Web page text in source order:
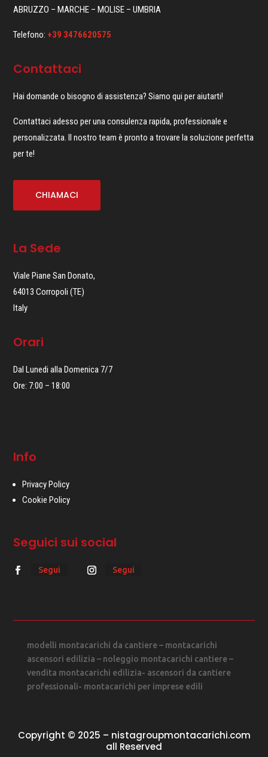
ABRUZZO – MARCHE – MOLISE – UMBRIA
Telefono: +39 3476620575
Contattaci
Hai domande o bisogno di assistenza? Siamo qui per aiutarti!
Contattaci adesso per una consulenza rapida, professionale e
personalizzata. Il nostro team è pronto a trovare la soluzione perfetta
per te!
CHIAMACI
La Sede
Viale Piane San Donato,
64013 Corropoli (TE)
Italy
Orari
Dal Lunedi alla Domenica 7/7
Ore: 7:00 – 18:00
Info
Privacy Policy
Cookie Policy
Seguici sui social
Segui Segui
modelli montacarichi da cantiere – montacarichi
ascensori edilizia – noleggio montacarichi cantiere –
vendita montacarichi edilizia- ascensori da cantiere
professionali- montacarichi per imprese edili
Copyright © 2025 – nistagroupmontacarichi.com
all Reserved